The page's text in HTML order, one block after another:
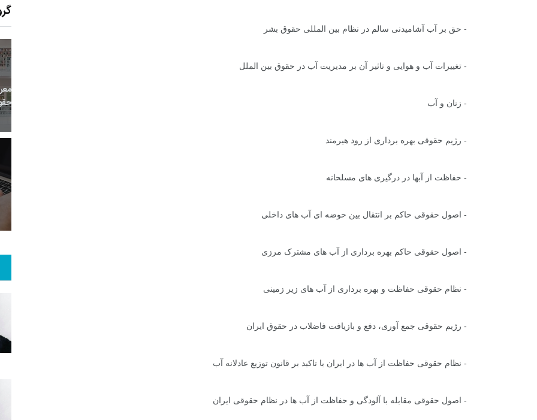
- حق بر آب آشامیدنی سالم در نظام بین المللی حقوق بشر
- تغییرات آب و هوایی و تاثیر آن بر مدیریت آب در حقوق بین الملل
- زنان و آب
- رژیم حقوقی بهره برداری از رود هیرمند
- حفاظت از آبها در درگیری های مسلحانه
- اصول حقوقی حاکم بر انتقال بین حوضه ای آب های داخلی
- اصول حقوقی حاکم بهره برداری از آب های مشترک مرزی
- نظام حقوقی حفاظت و بهره برداری از آب های زیر زمینی
- رژیم حقوقی جمع آوری، دفع و بازیافت فاضلاب در حقوق ایران
- نظام حقوقی حفاظت از آب ها در ایران با تاکید بر قانون توزیع عادلانه آب
- اصول حقوقی مقابله با آلودگی و حفاظت از آب ها در نظام حقوقی ایران
+ 0 +
3+
گزارش
2+